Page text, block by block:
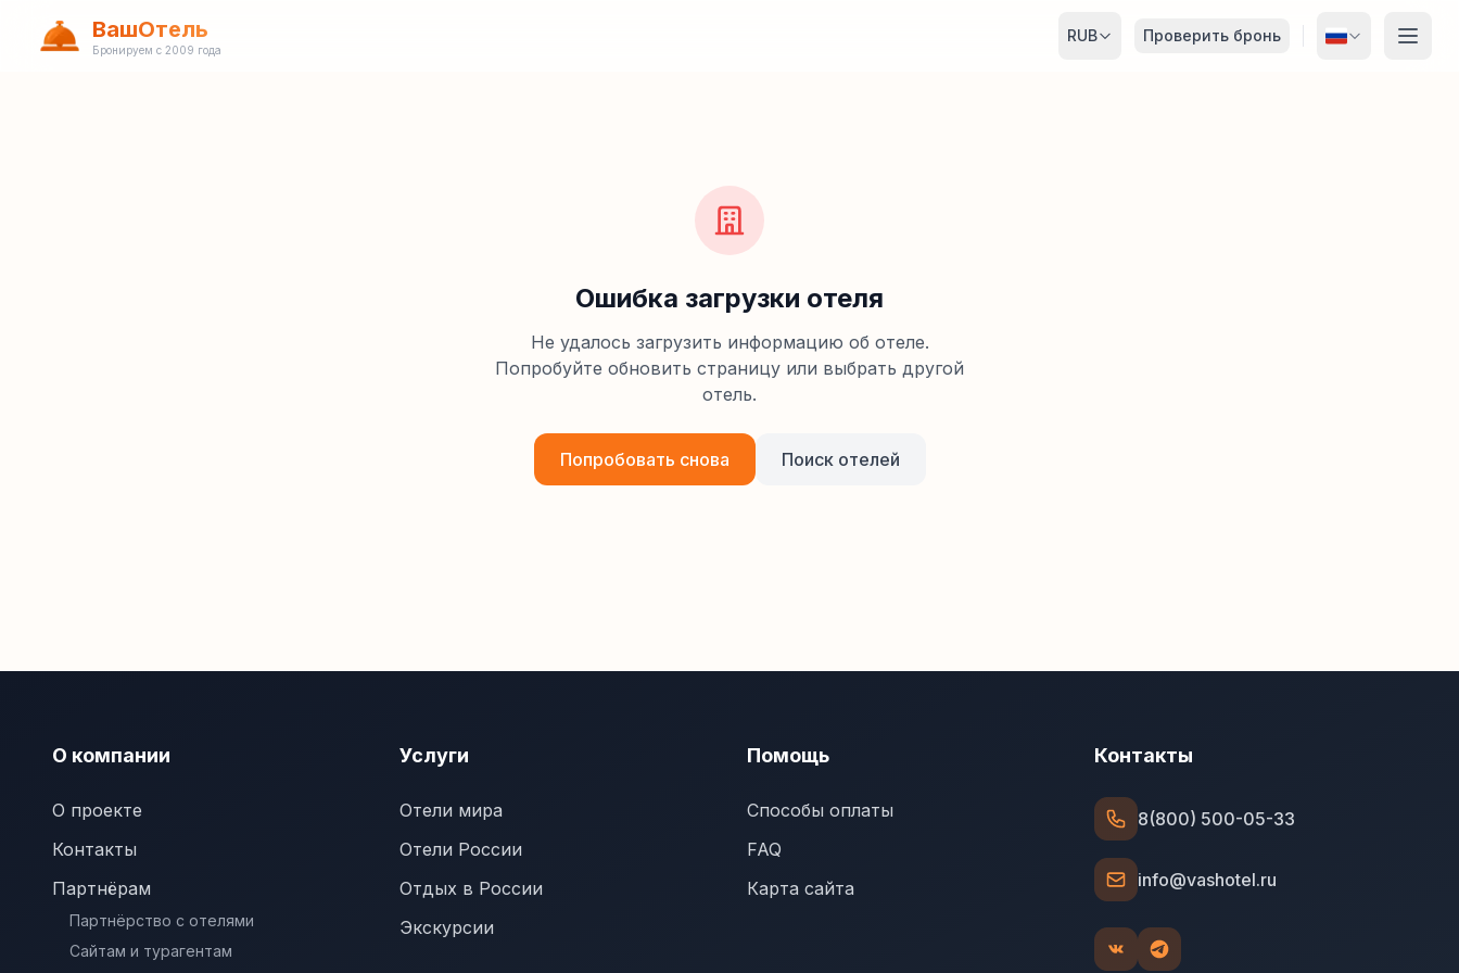
ВашОтель
Бронируем с 2009 года
RUB Проверить бронь
Ошибка загрузки отеля
Не удалось загрузить информацию об отеле.
Попробуйте обновить страницу или выбрать другой
отель.
Попробовать снова Поиск отелей
О компании
О проекте
Контакты
Партнёрам
Партнёрство с отелями
Сайтам и турагентам
Услуги
Отели мира
Отели России
Отдых в России
Экскурсии
Помощь
Способы оплаты
FAQ
Карта сайта
Контакты
8(800) 500-05-33
info@vashotel.ru